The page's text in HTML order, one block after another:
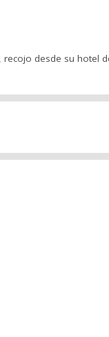
desde su hotel